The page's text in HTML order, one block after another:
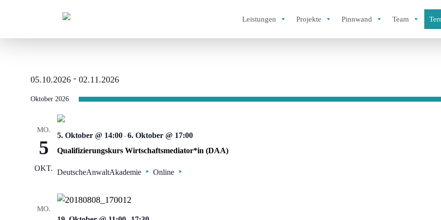
Leistungen Projekte Pinnwand Team
05.10.2026 - 02.11.2026
Oktober 2026
MO.
5
OKT.
Qualifizierungskurs Wirtschaftsmediator*in (DAA)
DeutscheAnwaltAkademie Online
5. Oktober @ 14:00-6. Oktober @ 17:00
MO.